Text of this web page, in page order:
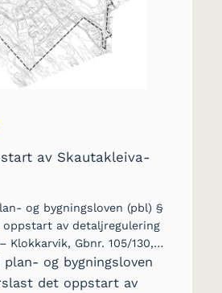
av Skautakleiva-
og bygningsloven (pbl) §
av detaljregulering
Klokkarvik, Gbnr. 105/130,…
og bygningsloven
det oppstart av